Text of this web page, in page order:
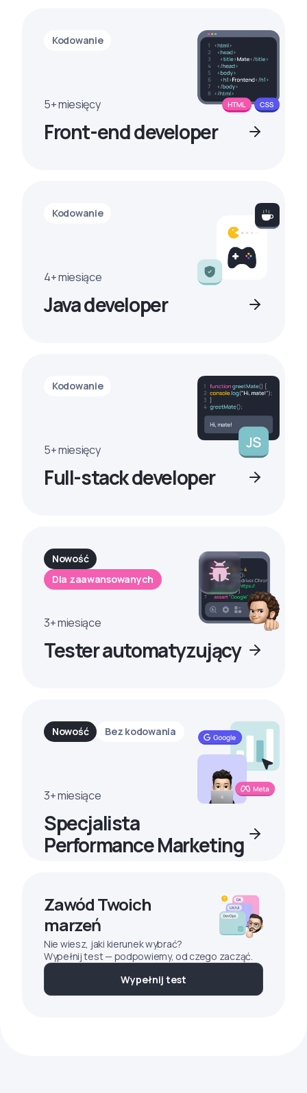
Kodowanie
5+ miesięcy
Front-end developer
Kodowanie
4+ miesiące
Java developer
Kodowanie
5+ miesięcy
Full-stack developer
Nowość
Dla zaawansowanych
3+ miesiące
Tester automatyzujący
Nowość Bez kodowania
3+ miesiące
Specjalista
Performance Marketing
Zawód Twoich
marzeń
Nie wiesz, jaki kierunek wybrać?
Wypełnij test — podpowiemy, od czego zacząć.
Wypełnij test